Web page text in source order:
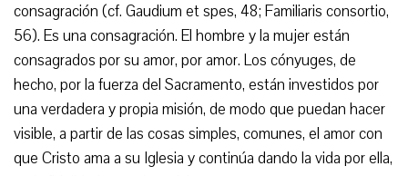
consagración (cf. Gaudium et spes, 48; Familiaris consortio,
56). Es una consagración. El hombre y la mujer están
consagrados por su amor, por amor. Los cónyuges, de
hecho, por la fuerza del Sacramento, están investidos por
una verdadera y propia misión, de modo que puedan hacer
visible, a partir de las cosas simples, comunes, el amor con
que Cristo ama a su Iglesia y continúa dando la vida por ella,